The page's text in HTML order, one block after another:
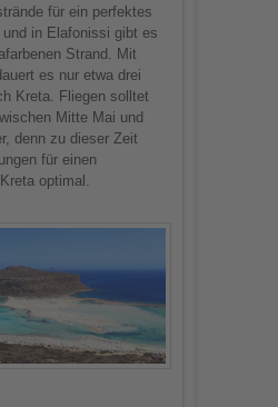
für ein perfektes
und in Elafonissi gibt es
Strand. Mit
es nur etwa drei
Kreta. Fliegen solltet
Mitte Mai und
denn zu dieser Zeit
für einen
optimal.